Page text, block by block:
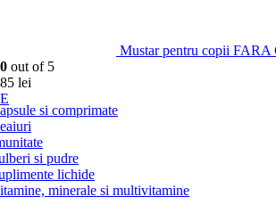
Mustar pentru copii
out of 5
lei
si comprimate
si pudre
lichide
minerale si multivitamine